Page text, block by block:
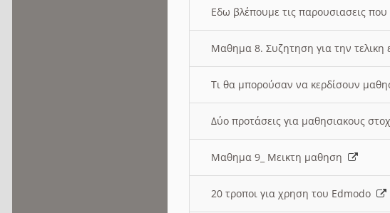
Εδω βλέπουμε τις παρουσιασεις
Μαθημα 8. Συζητηση για την
Τι θα μπορούσαν να κερδίσουν
Δύο προτάσεις για μαθησιακους
Μαθημα 9_ Μεικτη μαθηση
20 τροποι για χρηση του Edmodo